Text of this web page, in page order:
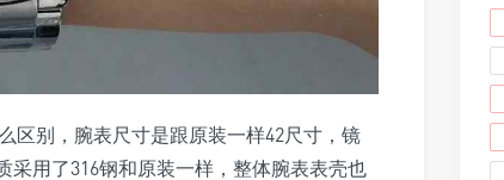
区别，腕表尺寸是跟原装一样42尺寸，镜
用了316钢和原装一样，整体腕表表壳也